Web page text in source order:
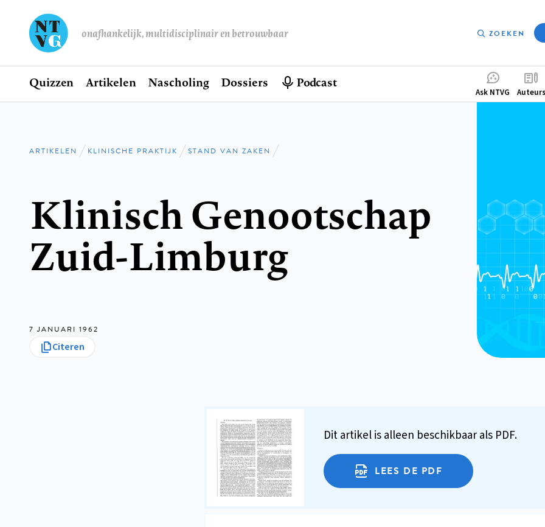
onafhankelijk, multidisciplinair en betrouwbaar ZOEKEN
Hoofdnavigatie
Home
Quizzen Artikelen Nascholing Dossiers Podcast
Ask NTVG Auteurs
Kruimelpad
ARTIKELEN KLINISCHE PRAKTIJK STAND VAN ZAKEN
Klinisch Genootschap
Zuid-Limburg
7 JANUARI 1962
Citeren
Dit artikel is alleen beschikbaar als PDF.
LEES DE PDF